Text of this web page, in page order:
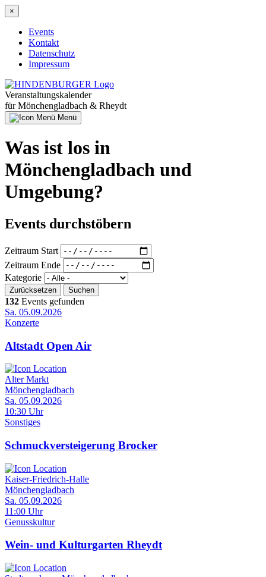
Direkt
zum
Inhalt
×
Hauptnavigation
Events
Kontakt
Datenschutz
Impressum
Veranstaltungskalender
für Mönchengladbach & Rheydt
Menü
Was ist los in
Mönchengladbach und
Umgebung?
Events durchstöbern
Zeitraum Start
Zeitraum Ende
Kategorie
132 Events gefunden
Sa. 05.09.2026
Konzerte
Altstadt Open Air
Alter Markt
Mönchengladbach
Sa. 05.09.2026
10:30 Uhr
Sonstiges
Schmuckversteigerung Brocker
Kaiser-Friedrich-Halle
Mönchengladbach
Sa. 05.09.2026
11:00 Uhr
Genusskultur
Wein- und Kulturgarten Rheydt